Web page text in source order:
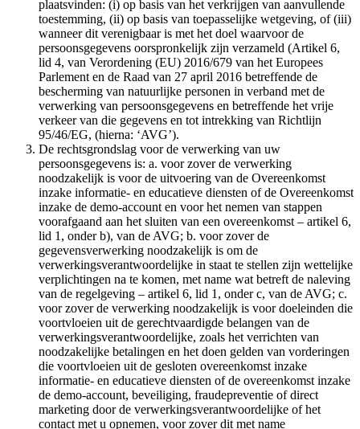
plaatsvinden: (i) op basis van het verkrijgen van aanvullende
toestemming, (ii) op basis van toepasselijke wetgeving, of (iii)
wanneer dit verenigbaar is met het doel waarvoor de
persoonsgegevens oorspronkelijk zijn verzameld (Artikel 6,
lid 4, van Verordening (EU) 2016/679 van het Europees
Parlement en de Raad van 27 april 2016 betreffende de
bescherming van natuurlijke personen in verband met de
verwerking van persoonsgegevens en betreffende het vrije
verkeer van die gegevens en tot intrekking van Richtlijn
95/46/EG, (hierna: ‘AVG’).
De rechtsgrondslag voor de verwerking van uw
persoonsgegevens is: a. voor zover de verwerking
noodzakelijk is voor de uitvoering van de Overeenkomst
inzake informatie- en educatieve diensten of de Overeenkomst
inzake de demo-account en voor het nemen van stappen
voorafgaand aan het sluiten van een overeenkomst – artikel 6,
lid 1, onder b), van de AVG; b. voor zover de
gegevensverwerking noodzakelijk is om de
verwerkingsverantwoordelijke in staat te stellen zijn wettelijke
verplichtingen na te komen, met name wat betreft de naleving
van de regelgeving – artikel 6, lid 1, onder c, van de AVG; c.
voor zover de verwerking noodzakelijk is voor doeleinden die
voortvloeien uit de gerechtvaardigde belangen van de
verwerkingsverantwoordelijke, zoals het verrichten van
noodzakelijke betalingen en het doen gelden van vorderingen
die voortvloeien uit de gesloten overeenkomst inzake
informatie- en educatieve diensten of de overeenkomst inzake
de demo-account, beveiliging, fraudepreventie of direct
marketing door de verwerkingsverantwoordelijke of het
contact met u opnemen, voor zover dit met name